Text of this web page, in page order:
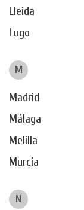
Lleida
Lugo
M
Madrid
Málaga
Melilla
Murcia
N